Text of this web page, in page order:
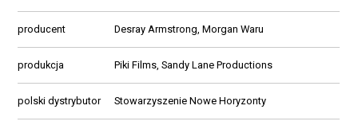
producent Desray Armstrong, Morgan Waru
produkcja Piki Films, Sandy Lane Productions
polski dystrybutor Stowarzyszenie Nowe Horyzonty